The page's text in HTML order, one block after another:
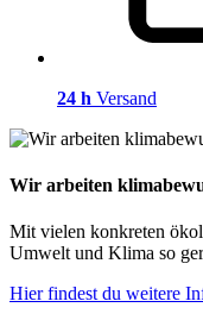
24 h Versand
Wir arbeiten
Mit vielen konkreten
Umwelt und Klima so
Hier findest du weitere